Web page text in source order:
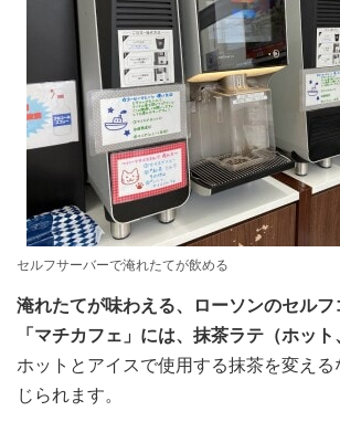
セルフサーバーで淹れたてが飲める
淹れたてが味わえる、ローソンのセル
「マチカフェ」には、抹茶ラテ（ホット
ホットとアイスで使用する抹茶を変え
じられます。